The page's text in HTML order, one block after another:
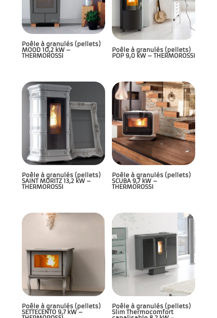
Poêle à granulés (pellets)
MOOD 10,2 kW –
THERMOROSSI
Poêle à granulés (pellets)
POP 9,0 kW – THERMOROSSI
Poêle à granulés (pellets)
SAINT MORITZ 13,2 kW –
THERMOROSSI
Poêle à granulés (pellets)
SCUBA 9,7 kW –
THERMOROSSI
Poêle à granulés (pellets)
SETTECENTO 9,7 kW –
Poêle à granulés (pellets)
Slim Thermocomfort